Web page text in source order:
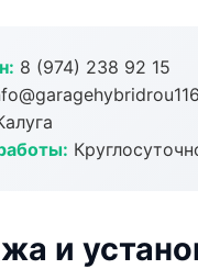
8 (974) 238 92 15
и